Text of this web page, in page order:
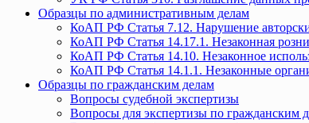
Образцы по административным делам
КоАП РФ Статья 7.12. Нарушение
КоАП РФ Статья 14.17.1. Незаконная
КоАП РФ Статья 14.10. Незаконное
КоАП РФ Статья 14.1.1. Незаконные
Образцы по гражданским делам
Вопросы судебной экспертизы
Вопросы для экспертизы по гражданским